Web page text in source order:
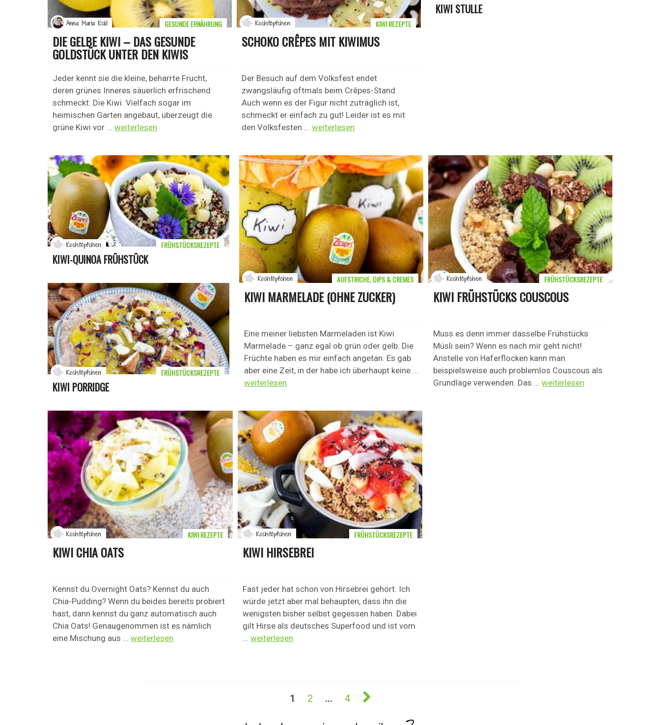
DIE GELBE KIWI – DAS GESUNDE
GOLDSTÜCK UNTER DEN KIWIS
Jeder kennt sie die kleine, beharrte Frucht,
deren grünes Inneres säuerlich erfrischend
schmeckt: Die Kiwi. Vielfach sogar im
heimischen Garten angebaut, überzeugt die
grüne Kiwi vor ... weiterlesen
GESUNDE ERNÄHRUNG
Anna Maria Eckl
SCHOKO CRÊPES MIT KIWIMUS
Der Besuch auf dem Volksfest endet
zwangsläufig oftmals beim Crêpes-Stand.
Auch wenn es der Figur nicht zuträglich ist,
schmeckt er einfach zu gut! Leider ist es mit
den Volksfesten ... weiterlesen
KIWI REZEPTE
Kochtöpfchen
KIWI STULLE
KIWI-QUINOA FRÜHSTÜCK
FRÜHSTÜCKSREZEPTE
Kochtöpfchen
KIWI PORRIDGE
FRÜHSTÜCKSREZEPTE
Kochtöpfchen
KIWI MARMELADE (OHNE ZUCKER)
Eine meiner liebsten Marmeladen ist Kiwi
Marmelade – ganz egal ob grün oder gelb. Die
Früchte haben es mir einfach angetan. Es gab
aber eine Zeit, in der habe ich überhaupt keine ...
weiterlesen
AUFSTRICHE, DIPS & CREMES
Kochtöpfchen
KIWI FRÜHSTÜCKS COUSCOUS
Muss es denn immer dasselbe Frühstücks
Müsli sein? Wenn es nach mir geht nicht!
Anstelle von Haferflocken kann man
beispielsweise auch problemlos Couscous als
Grundlage verwenden. Das ... weiterlesen
FRÜHSTÜCKSREZEPTE
Kochtöpfchen
KIWI CHIA OATS
Kennst du Overnight Oats? Kennst du auch
Chia-Pudding? Wenn du beides bereits probiert
hast, dann kennst du ganz automatisch auch
Chia Oats! Genaugenommen ist es nämlich
eine Mischung aus ... weiterlesen
KIWI REZEPTE
Kochtöpfchen
KIWI HIRSEBREI
Fast jeder hat schon von Hirsebrei gehört. Ich
würde jetzt aber mal behaupten, dass ihn die
wenigsten bisher selbst gegessen haben. Dabei
gilt Hirse als deutsches Superfood und ist vom
... weiterlesen
FRÜHSTÜCKSREZEPTE
Kochtöpfchen
1 2 … 4